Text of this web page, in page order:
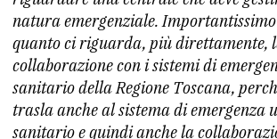
natura emergenziale.
quanto ci riguarda, più direttamente,
collaborazione con i sistemi di
sanitario della Regione Toscana,
trasla anche al sistema di emergenza
sanitario e quindi anche la